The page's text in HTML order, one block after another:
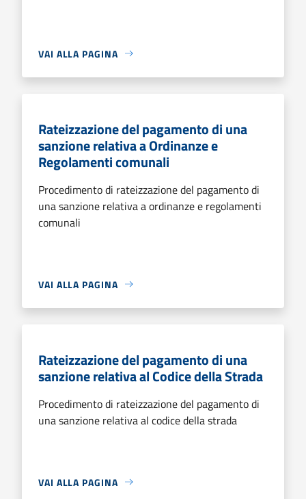
VAI ALLA PAGINA
Rateizzazione del pagamento di una
sanzione relativa a Ordinanze e
Regolamenti comunali
Procedimento di rateizzazione del pagamento di
una sanzione relativa a ordinanze e regolamenti
comunali
VAI ALLA PAGINA
Rateizzazione del pagamento di una
sanzione relativa al Codice della Strada
Procedimento di rateizzazione del pagamento di
una sanzione relativa al codice della strada
VAI ALLA PAGINA